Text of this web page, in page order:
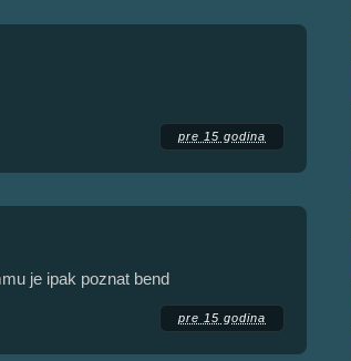
pre 15 godina
je ipak poznat bend
pre 15 godina